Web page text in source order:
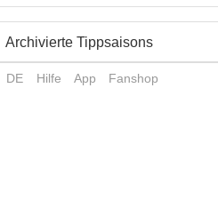
Archivierte Tippsaisons
DE Hilfe App Fanshop